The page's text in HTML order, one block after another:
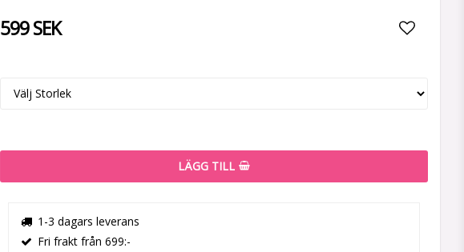
599 SEK
LÄGG TILL
1-3 dagars leverans
Fri frakt från 699:-